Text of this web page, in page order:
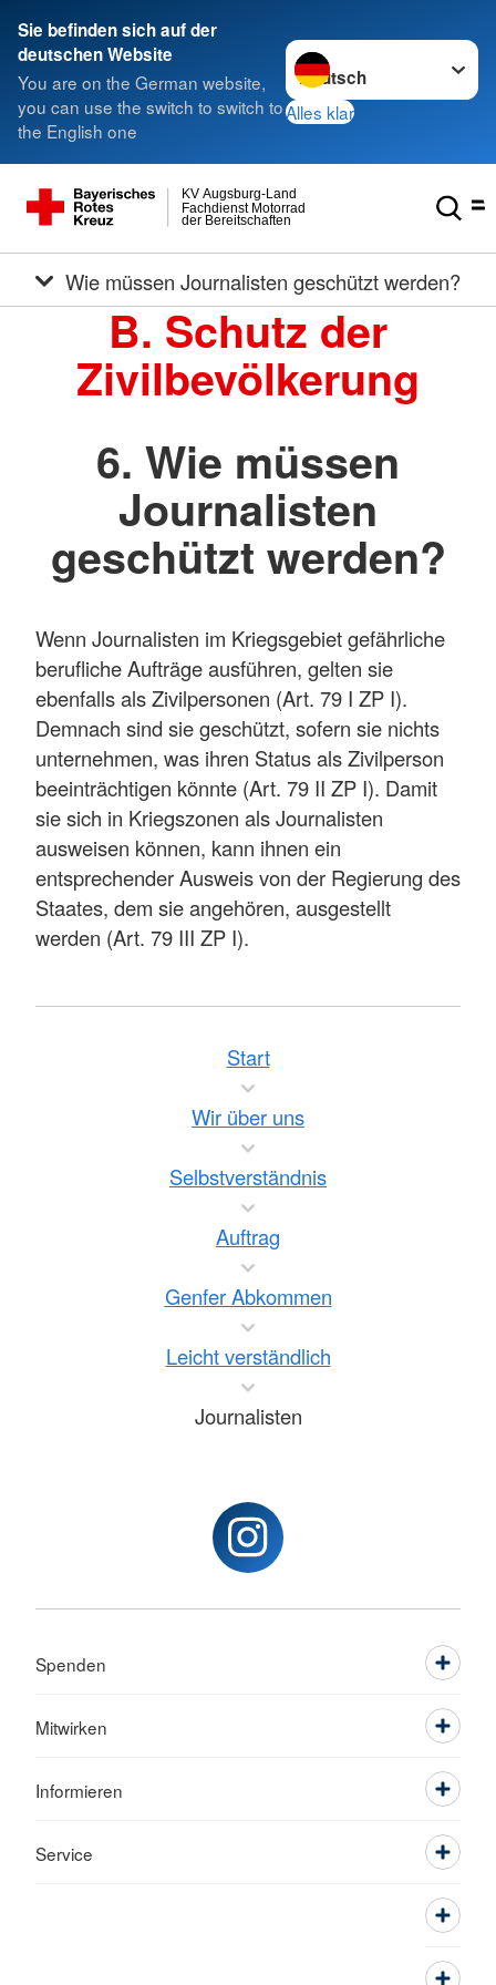
Sie befinden sich auf der
deutschen Website
You are on the German website,
you can use the switch to switch to
the English one
Sprache wechseln zu
Alles klar
der Bereitschaften
Fachdienst Motorrad
KV Augsburg-Land
Wie müssen Journalisten geschützt werden?
B. Schutz der
Zivilbevölkerung
6. Wie müssen
Journalisten
geschützt werden?
Wenn Journalisten im Kriegsgebiet gefährliche
berufliche Aufträge ausführen, gelten sie
ebenfalls als Zivilpersonen (Art. 79 I ZP I).
Demnach sind sie geschützt, sofern sie nichts
unternehmen, was ihren Status als Zivilperson
beeinträchtigen könnte (Art. 79 II ZP I). Damit
sie sich in Kriegszonen als Journalisten
ausweisen können, kann ihnen ein
entsprechender Ausweis von der Regierung des
Staates, dem sie angehören, ausgestellt
werden (Art. 79 III ZP I).
Start
Wir über uns
Selbstverständnis
Auftrag
Genfer Abkommen
Leicht verständlich
Journalisten
Spenden
Mitwirken
Informieren
Service